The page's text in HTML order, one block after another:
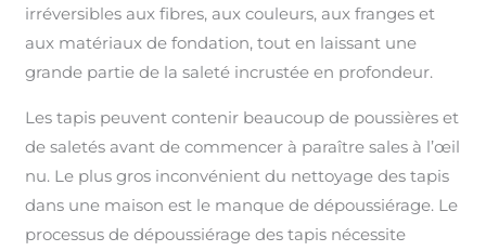
irréversibles aux fibres, aux couleurs, aux franges et
aux matériaux de fondation, tout en laissant une
grande partie de la saleté incrustée en profondeur.
Les tapis peuvent contenir beaucoup de poussières et
de saletés avant de commencer à paraître sales à l’œil
nu. Le plus gros inconvénient du nettoyage des tapis
dans une maison est le manque de dépoussiérage. Le
processus de dépoussiérage des tapis nécessite